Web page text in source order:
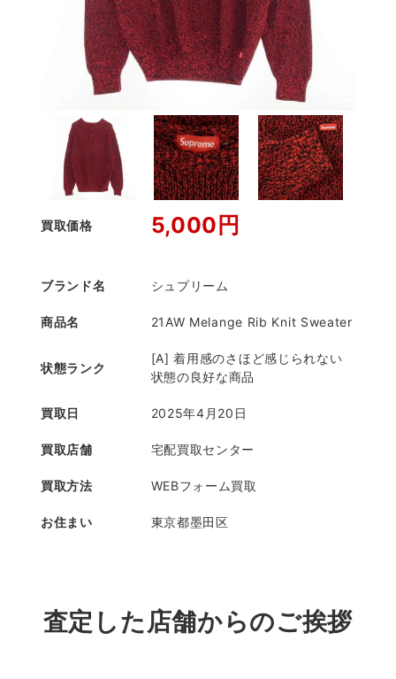
買取価格 5,000円
ブランド名 シュプリーム
商品名 21AW Melange Rib Knit Sweater
状態ランク
[A] 着用感のさほど感じられない
状態の良好な商品
買取日 2025年4月20日
買取店舗 宅配買取センター
買取方法 WEBフォーム買取
お住まい 東京都墨田区
査定した店舗からのご挨拶